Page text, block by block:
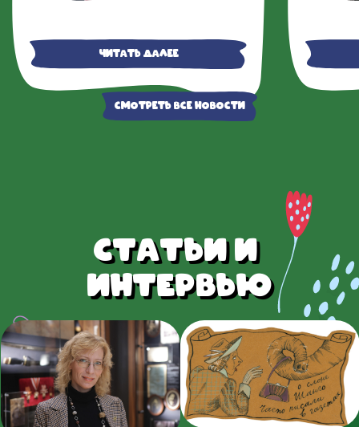
Читать далее
Смотреть все новости
Статьи и
интервью